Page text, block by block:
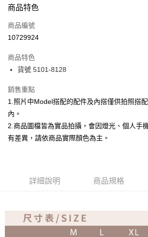
信用卡一次付款
超商取貨付款
ATM付款
運送方式
全家取貨付款
付款後全家取貨
免運費
商品特色
商品編號
10729924
商品特色
貨號 5101-8128
銷售重點
1.照片中Model搭配的配件及內搭僅供拍照搭
內。
2.商品圖檔皆為實品拍攝，會因燈光、個人手
有差異，請依商品實際顏色為主。
詳細說明 商品規格